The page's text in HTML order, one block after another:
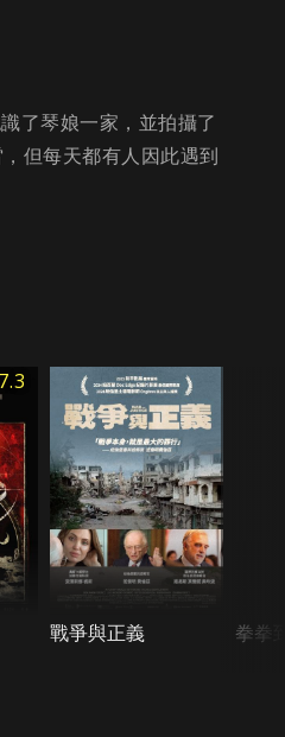
了琴娘一家，並拍攝了
但每天都有人因此遇到
7.3
戰爭與正義 拳拳